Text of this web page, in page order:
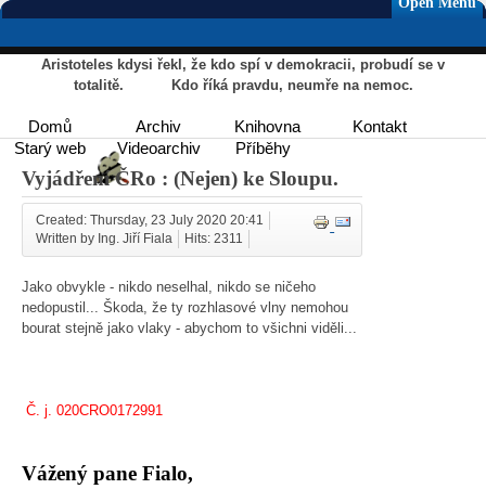
Aristoteles kdysi řekl, že kdo spí v demokracii, probudí se v
totalitě. Kdo říká pravdu, neumře na nemoc.
Domů Archiv Knihovna
Kontakt
Starý web
Videoarchiv Příběhy
Vyjádření ČRo : (Nejen) ke Sloupu.
Created: Thursday, 23 July 2020 20:41
Written by Ing. Jiří Fiala
Hits: 2311
Jako obvykle - nikdo neselhal, nikdo se ničeho
nedopustil... Škoda, že ty rozhlasové vlny nemohou
bourat stejně jako vlaky - abychom to všichni viděli...
Č. j. 020CRO0172991
Vážený pane Fialo,